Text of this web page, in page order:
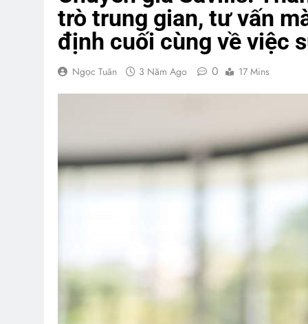
trò trung gian, tư vấn
định cuối cùng về việc
Ngọc Tuân 3 Năm Ago 0 17 Mins